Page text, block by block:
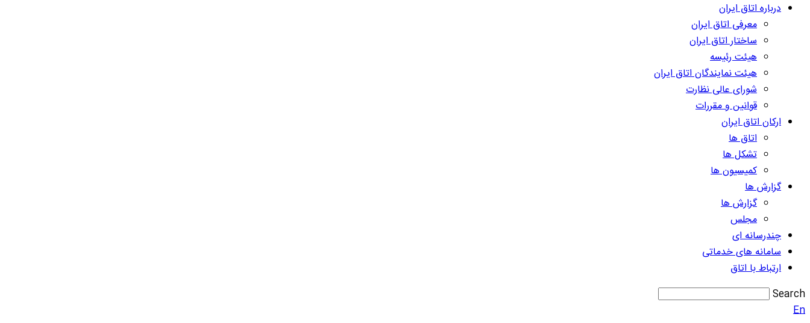
درباره اتاق ایران
معرفی اتاق ایران
ساختار اتاق ایران
هیئت رئیسه
هیئت نمایندگان اتاق ایران
شورای عالی نظارت
قوانین و مقررات
ارکان اتاق ایران
اتاق ها
تشکل ها
کمیسیون ها
گزارش ها
گزارش ها
مجلس
چندرسانه ای
سامانه های خدماتی
ارتباط با اتاق
Search
En